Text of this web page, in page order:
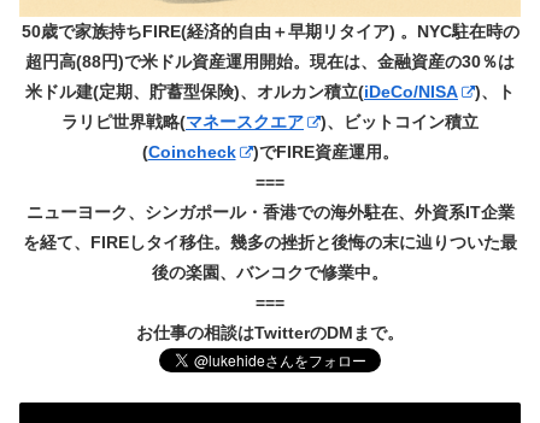
50歳で家族持ちFIRE(経済的自由＋早期リタイア) 。NYC駐在時の
超円高(88円)で米ドル資産運用開始。現在は、金融資産の30％は
米ドル建(定期、貯蓄型保険)、オルカン積立(iDeCo/NISA
)、ト
ラリピ世界戦略(マネースクエア
)、ビットコイン積立
(Coincheck
)でFIRE資産運用。
===
ニューヨーク、シンガポール・香港での海外駐在、外資系IT企業
を経て、FIREしタイ移住。幾多の挫折と後悔の末に辿りついた最
後の楽園、バンコクで修業中。
===
お仕事の相談はTwitterのDMまで。